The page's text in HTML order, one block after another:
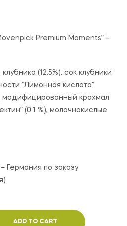
Premium Moments” –
клубника (12,5%), сок клубники
“Лимонная кислота”
модифицированный крахмал
(0.1 %), молочнокислые
Германия по заказу
ADD TO CART